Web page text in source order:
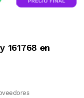
161768 en